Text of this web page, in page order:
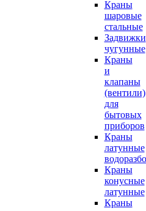
Краны
шаровые
стальные
Задвижки
чугунные
Краны
и
клапаны
(вентили)
для
бытовых
приборов
Краны
латунные
Краны
конусные
латунные
Краны